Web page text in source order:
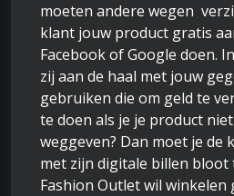
moeten andere wegen
klant jouw product gratis
Facebook of Google doen.
zij aan de haal met jouw
gebruiken die om geld te
te doen als je je product
weggeven? Dan moet je de
met zijn digitale billen bloot
Fashion Outlet wil winkelen